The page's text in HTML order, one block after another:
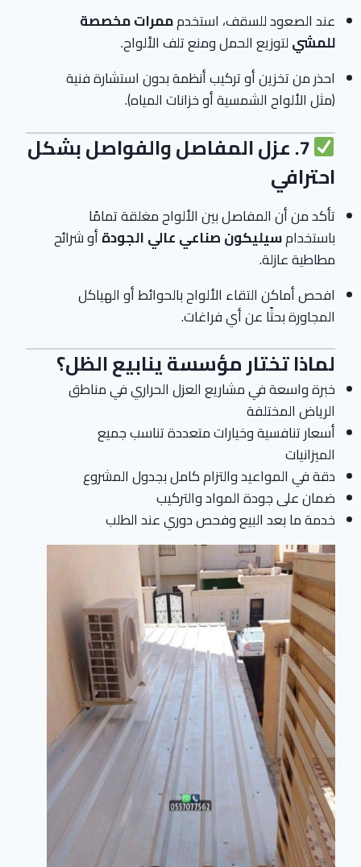
عند الصعود للسقف، استخدمممرات مخصصة
للمشيلتوزيع الحمل ومنع تلف الألواح.
احذر من تخزين أو تركيب أنظمة بدون استشارة فنية
(مثل الألواح الشمسية أو خزانات المياه).
7. عزل المفاصل والفواصل بشكل
احترافي
تأكد من أن المفاصل بين الألواح مغلقة تمامًا
باستخدامسيليكون صناعي عالي الجودةأو شرائح
مطاطية عازلة.
افحص أماكن التقاء الألواح بالحوائط أو الهياكل
المجاورة بحثًا عن أي فراغات.
لماذا تختار مؤسسة ينابيع الظل؟
خبرة واسعة في مشاريع العزل الحراري في مناطق
الرياض المختلفة
أسعار تنافسية وخيارات متعددة تناسب جميع
الميزانيات
دقة في المواعيد والتزام كامل بجدول المشروع
ضمان على جودة المواد والتركيب
خدمة ما بعد البيع وفحص دوري عند الطلب